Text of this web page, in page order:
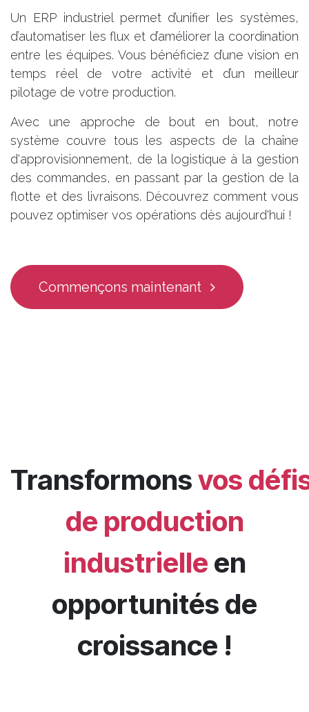
Un ERP industriel permet d’unifier les systèmes,
d’automatiser les flux et d’améliorer la coordination
entre les équipes. Vous bénéficiez d’une vision en
temps réel de votre activité et d’un meilleur
pilotage de votre production.
Avec une approche de bout en bout, notre
système couvre tous les aspects de la chaîne
d'approvisionnement, de la logistique à la gestion
des commandes, en passant par la gestion de la
flotte et des livraisons. Découvrez comment vous
pouvez optimiser vos opérations dès aujourd'hui !
Commençons maintenant
Transformonsvos
de production
industrielle en
opportunités de
croissance !